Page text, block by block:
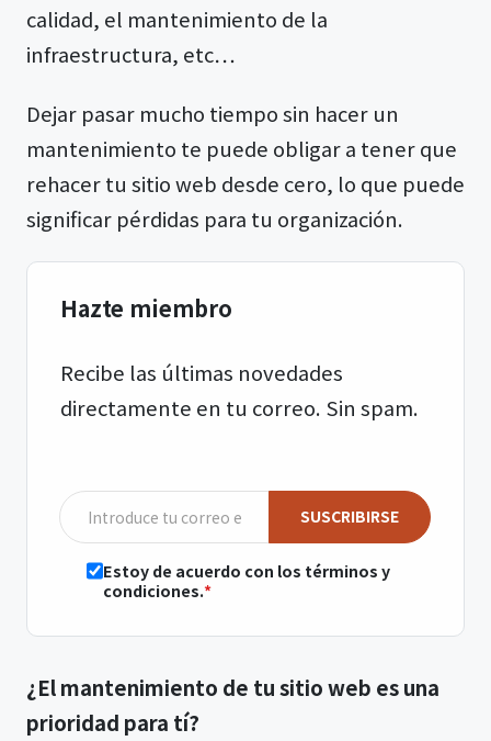
calidad, el mantenimiento de la
infraestructura, etc…
Dejar pasar mucho tiempo sin hacer un
mantenimiento te puede obligar a tener que
rehacer tu sitio web desde cero, lo que puede
significar pérdidas para tu organización.
Hazte miembro
Recibe las últimas novedades
directamente en tu correo. Sin spam.
SUSCRIBIRSE
Estoy de acuerdo con los términos y
condiciones.
¿El mantenimiento de tu sitio web es una
prioridad para tí?